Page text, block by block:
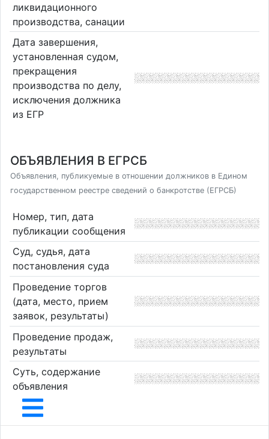
ликвидационного
производства, санации
Дата завершения,
установленная судом,
прекращения
производства по делу,
исключения должника
из ЕГР
ОБЪЯВЛЕНИЯ В ЕГРСБ
Объявления, публикуемые в отношении должников в Едином
государственном реестре сведений о банкротстве (ЕГРСБ)
Номер, тип, дата
публикации сообщения
Суд, судья, дата
постановления суда
Проведение торгов
(дата, место, прием
заявок, результаты)
Проведение продаж,
результаты
Суть, содержание
объявления